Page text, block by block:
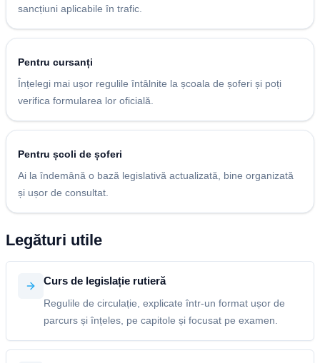
sancțiuni aplicabile în trafic.
Pentru cursanți
Înțelegi mai ușor regulile întâlnite la școala de șoferi și poți
verifica formularea lor oficială.
Pentru școli de șoferi
Ai la îndemână o bază legislativă actualizată, bine organizată
și ușor de consultat.
Legături utile
Curs de legislație rutieră
Regulile de circulație, explicate într-un format ușor de
parcurs și înțeles, pe capitole și focusat pe examen.